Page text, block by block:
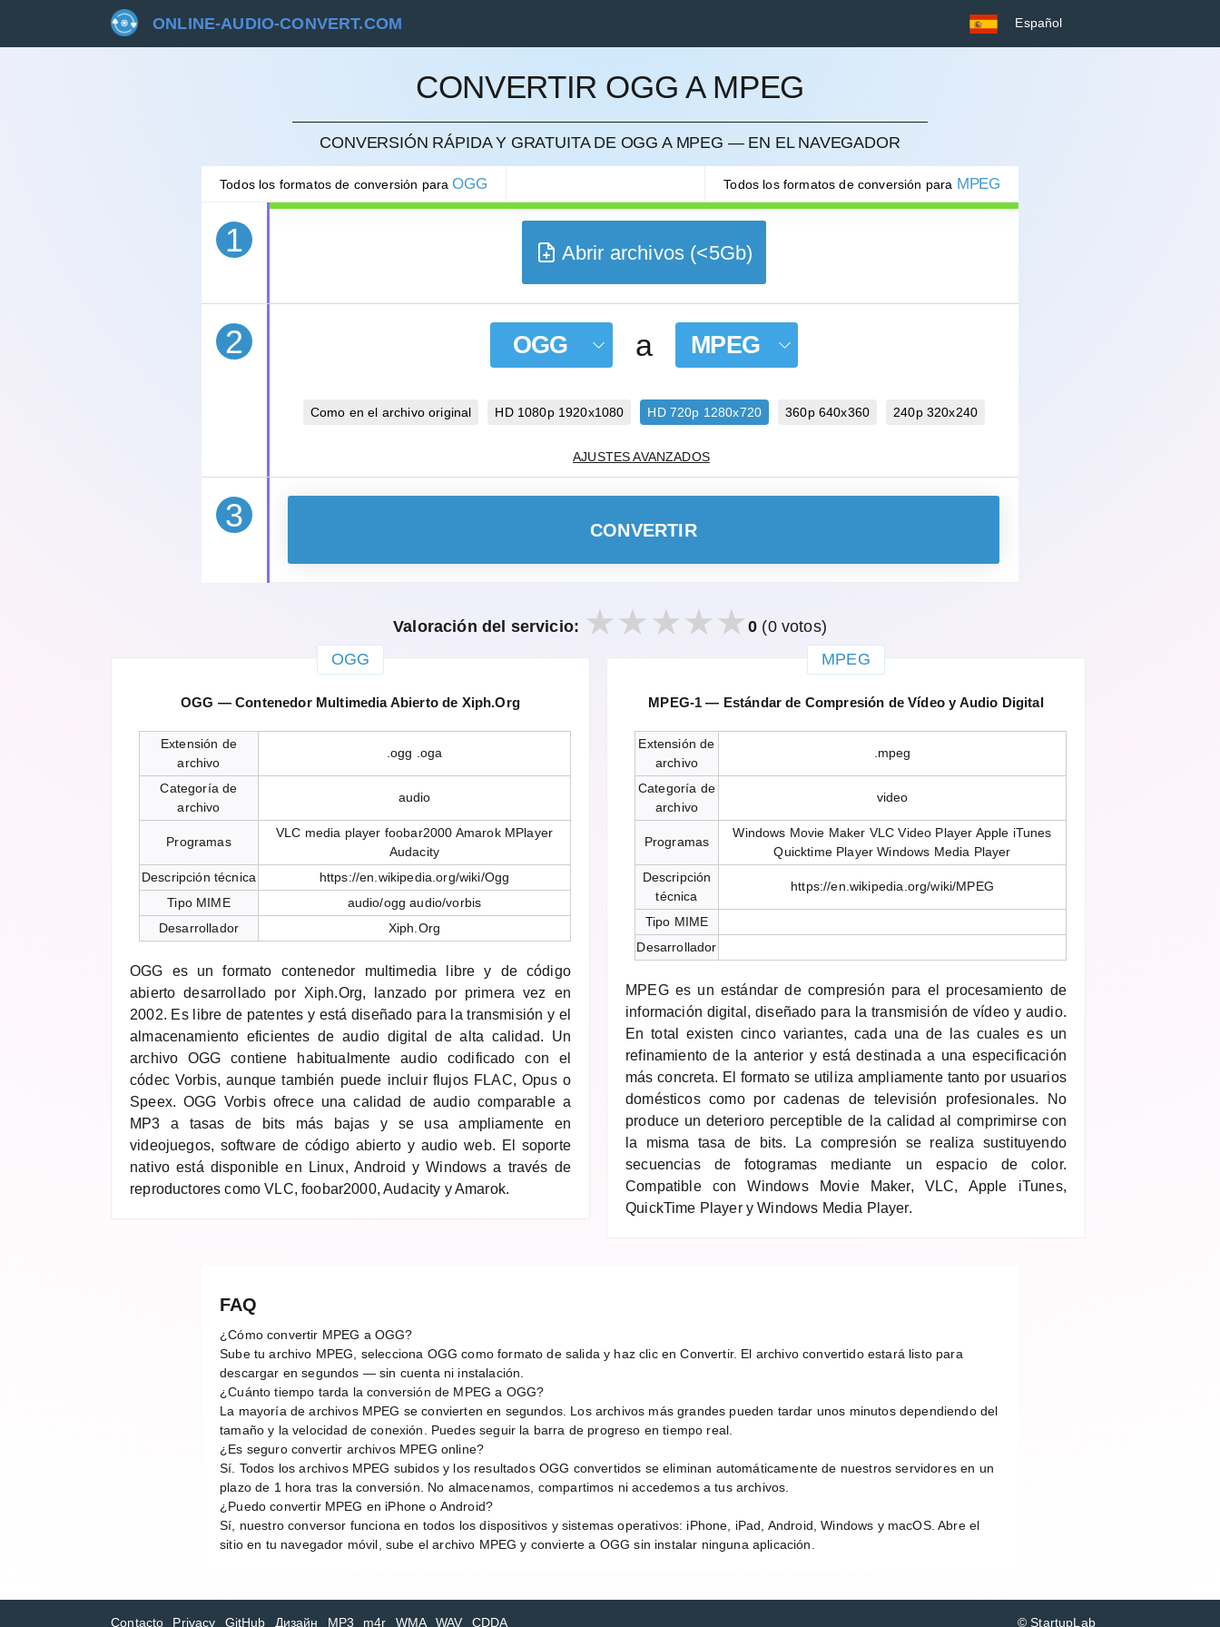
ONLINE-AUDIO-CONVERT.COM Español
CONVERTIR OGG A MPEG
CONVERSIÓN RÁPIDA Y GRATUITA DE OGG A MPEG — EN EL NAVEGADOR
Todos los formatos de conversión paraOGG Todos los formatos de conversión para MPEG
1
CANCELAR
Abrir archivos (<5Gb)
2 OGG a MPEG
Como en el archivo original HD 1080p 1920x1080 HD 720p 1280x720 360p 640x360 240p 320x240
AJUSTES AVANZADOS
3 CONVERTIR
Valoración del servicio: 0 (0 votos)
OGG
OGG — Contenedor Multimedia Abierto de Xiph.Org
Extensión de
archivo
.ogg .oga
Categoría de
archivo
audio
Programas
VLC media player foobar2000 Amarok MPlayer
Audacity
Descripción técnica
https://en.wikipedia.org/wiki/Ogg
Tipo MIME
audio/ogg audio/vorbis
Desarrollador
Xiph.Org
OGG es un formato contenedor multimedia libre y de código
abierto desarrollado por Xiph.Org, lanzado por primera vez en
2002. Es libre de patentes y está diseñado para la transmisión y el
almacenamiento eficientes de audio digital de alta calidad. Un
archivo OGG contiene habitualmente audio codificado con el
códec Vorbis, aunque también puede incluir flujos FLAC, Opus o
Speex. OGG Vorbis ofrece una calidad de audio comparable a
MP3 a tasas de bits más bajas y se usa ampliamente en
videojuegos, software de código abierto y audio web. El soporte
nativo está disponible en Linux, Android y Windows a través de
reproductores como VLC, foobar2000, Audacity y Amarok.
MPEG
MPEG-1 — Estándar de Compresión de Vídeo y Audio Digital
Extensión de
archivo
.mpeg
Categoría de
archivo
video
Programas
Windows Movie Maker VLC Video Player Apple iTunes
Quicktime Player Windows Media Player
Descripción
técnica
https://en.wikipedia.org/wiki/MPEG
Tipo MIME
Desarrollador
MPEG es un estándar de compresión para el procesamiento de
información digital, diseñado para la transmisión de vídeo y audio.
En total existen cinco variantes, cada una de las cuales es un
refinamiento de la anterior y está destinada a una especificación
más concreta. El formato se utiliza ampliamente tanto por usuarios
domésticos como por cadenas de televisión profesionales. No
produce un deterioro perceptible de la calidad al comprimirse con
la misma tasa de bits. La compresión se realiza sustituyendo
secuencias de fotogramas mediante un espacio de color.
Compatible con Windows Movie Maker, VLC, Apple iTunes,
QuickTime Player y Windows Media Player.
FAQ
¿Cómo convertir MPEG a OGG?
Sube tu archivo MPEG, selecciona OGG como formato de salida y haz clic en Convertir. El archivo convertido estará listo para
descargar en segundos — sin cuenta ni instalación.
¿Cuánto tiempo tarda la conversión de MPEG a OGG?
La mayoría de archivos MPEG se convierten en segundos. Los archivos más grandes pueden tardar unos minutos dependiendo del
tamaño y la velocidad de conexión. Puedes seguir la barra de progreso en tiempo real.
¿Es seguro convertir archivos MPEG online?
Sí. Todos los archivos MPEG subidos y los resultados OGG convertidos se eliminan automáticamente de nuestros servidores en un
plazo de 1 hora tras la conversión. No almacenamos, compartimos ni accedemos a tus archivos.
¿Puedo convertir MPEG en iPhone o Android?
Sí, nuestro conversor funciona en todos los dispositivos y sistemas operativos: iPhone, iPad, Android, Windows y macOS. Abre el
sitio en tu navegador móvil, sube el archivo MPEG y convierte a OGG sin instalar ninguna aplicación.
Contacto Privacy GitHub Дизайн MP3 m4r WMA WAV CDDA © StartupLab